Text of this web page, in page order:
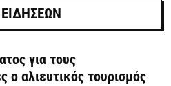
για τους
ο αλιευτικός τουρισμός